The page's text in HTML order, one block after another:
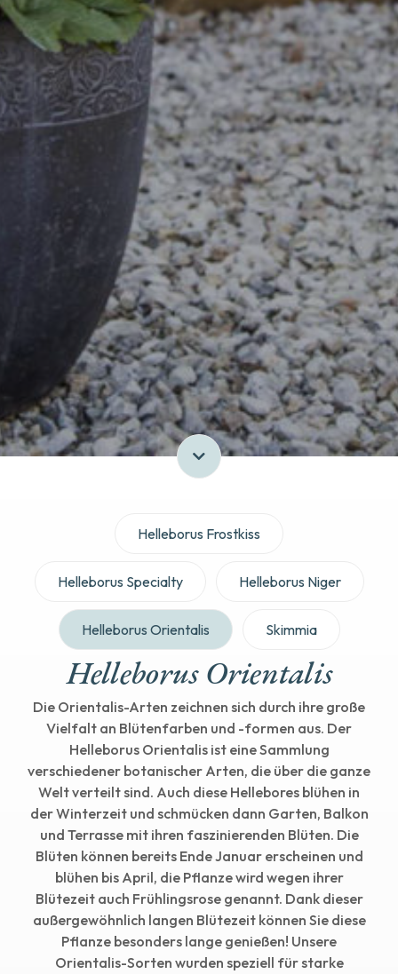
Helleborus Frostkiss
Helleborus Specialty Helleborus Niger
Helleborus Orientalis Skimmia
Helleborus Orientalis
Die Orientalis-Arten zeichnen sich durch ihre große
Vielfalt an Blütenfarben und -formen aus. Der
Helleborus Orientalis ist eine Sammlung
verschiedener botanischer Arten, die über die ganze
Welt verteilt sind. Auch diese Hellebores blühen in
der Winterzeit und schmücken dann Garten, Balkon
und Terrasse mit ihren faszinierenden Blüten. Die
Blüten können bereits Ende Januar erscheinen und
blühen bis April, die Pflanze wird wegen ihrer
Blütezeit auch Frühlingsrose genannt. Dank dieser
außergewöhnlich langen Blütezeit können Sie diese
Pflanze besonders lange genießen! Unsere
Orientalis-Sorten wurden speziell für starke